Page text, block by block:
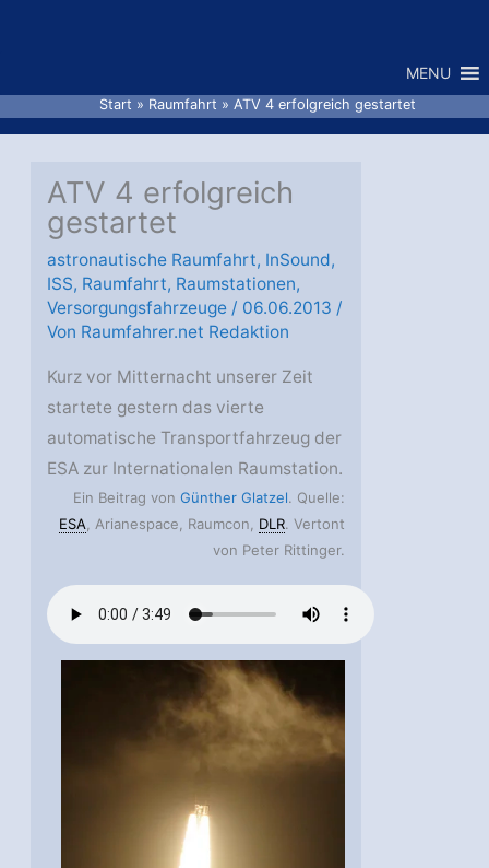
MENU
Start Raumfahrt ATV 4 erfolgreich gestartet
ATV 4 erfolgreich
gestartet
astronautische Raumfahrt, InSound,
ISS, Raumfahrt, Raumstationen,
Versorgungsfahrzeuge / 06.06.2013 /
Von Raumfahrer.net Redaktion
Kurz vor Mitternacht unserer Zeit
startete gestern das vierte
automatische Transportfahrzeug der
ESA zur Internationalen Raumstation.
Ein Beitrag vonGünther Glatzel. Quelle:
ESA , Arianespace, Raumcon, DLR. Vertont
von Peter Rittinger.